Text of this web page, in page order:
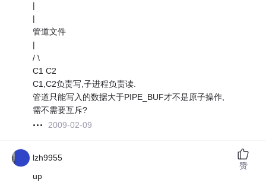
|
|
管道文件
|
/ \
C1 C2
C1,C2负责写,子进程负责读.
管道只能写入的数据大于PIPE_BUF才不是原子操作,
需不需要互斥?
2009-02-09
lzh9955
up
赞